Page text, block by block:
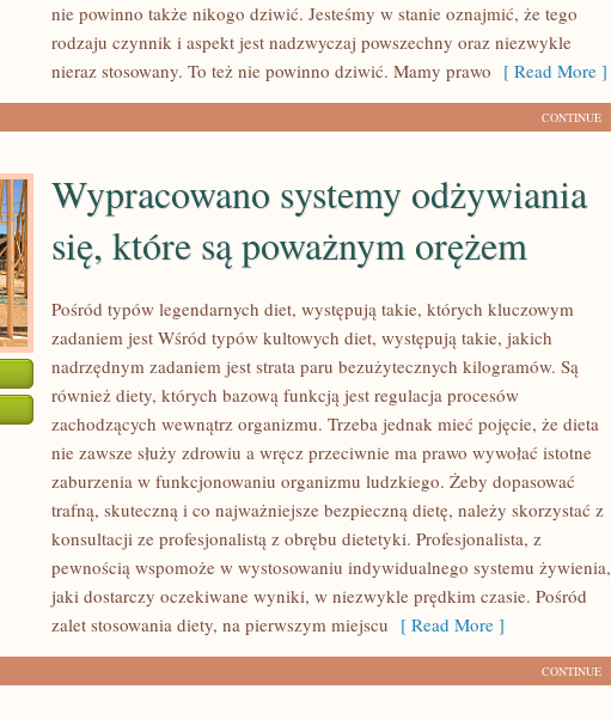
nie powinno także nikogo dziwić. Jesteśmy w stanie oznajmić, że tego
rodzaju czynnik i aspekt jest nadzwyczaj powszechny oraz niezwykle
nieraz stosowany. To też nie powinno dziwić. Mamy prawo [ Read More ]
CONTINUE
Wypracowano systemy odżywiania
się, które są poważnym orężem
Pośród typów legendarnych diet, występują takie, których kluczowym
zadaniem jest Wśród typów kultowych diet, występują takie, jakich
nadrzędnym zadaniem jest strata paru bezużytecznych kilogramów. Są
również diety, których bazową funkcją jest regulacja procesów
zachodzących wewnątrz organizmu. Trzeba jednak mieć pojęcie, że dieta
nie zawsze służy zdrowiu a wręcz przeciwnie ma prawo wywołać istotne
zaburzenia w funkcjonowaniu organizmu ludzkiego. Żeby dopasować
trafną, skuteczną i co najważniejsze bezpieczną dietę, należy skorzystać z
konsultacji ze profesjonalistą z obrębu dietetyki. Profesjonalista, z
pewnością wspomoże w wystosowaniu indywidualnego systemu żywienia,
jaki dostarczy oczekiwane wyniki, w niezwykle prędkim czasie. Pośród
zalet stosowania diety, na pierwszym miejscu [ Read More ]
CONTINUE